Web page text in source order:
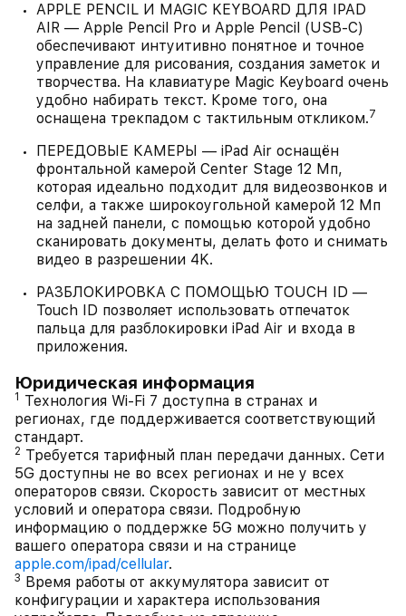
APPLE PENCIL И MAGIC KEYBOARD ДЛЯ IPAD
AIR — Apple Pencil Pro и Apple Pencil (USB-C)
обеспечивают интуитивно понятное и точное
управление для рисования, создания заметок и
творчества. На клавиатуре Magic Keyboard очень
удобно набирать текст. Кроме того, она
оснащена трекпадом с тактильным откликом.7
ПЕРЕДОВЫЕ КАМЕРЫ — iPad Air оснащён
фронтальной камерой Center Stage 12 Мп,
которая идеально подходит для видеозвонков и
селфи, а также широкоугольной камерой 12 Мп
на задней панели, с помощью которой удобно
сканировать документы, делать фото и снимать
видео в разрешении 4K.
РАЗБЛОКИРОВКА С ПОМОЩЬЮ TOUCH ID —
Touch ID позволяет использовать отпечаток
пальца для разблокировки iPad Air и входа в
приложения.
Юридическая информация
1
Технология Wi-Fi 7 доступна в странах и
регионах, где поддерживается соответствующий
стандарт.
2 Требуется тарифный план передачи данных. Сети
5G доступны не во всех регионах и не у всех
операторов связи. Скорость зависит от местных
условий и оператора связи. Подробную
информацию о поддержке 5G можно получить у
вашего оператора связи и на странице
apple.com/ipad/cellular.
3 Время работы от аккумулятора зависит от
конфигурации и характера использования